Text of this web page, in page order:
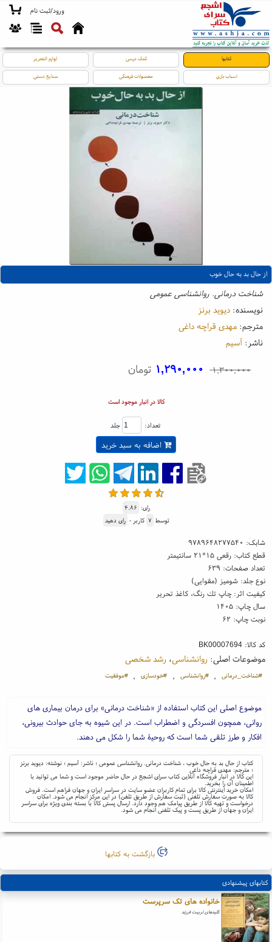
ورود/ثبت نام
کتابها کمک درسی لوازم التحریر
اسباب بازی محصولات فرهنگی صنایع دستی
از حال بد به حال خوب
شناخت درمانی. روانشناسی عمومی
نویسنده: دیوید برنز
مترجم: مهدی قراچه داغی
ناشر: آسیم
۱,۳۰۰,۰۰۰ ۱,۲۹۰,۰۰۰ تومان
کالا در انبار موجود است
تعداد: جلد
اضافه به سبد خرید
رای: ۴.۸۶
توسط ۷ کاربر - رای دهید
شابک: ۹۷۸۹۶۴۸۲۷۷۵۴۰
قطع کتاب: رقعی ۱۵*۲۱ سانتیمتر
تعداد صفحات: ۶۳۹
نوع جلد: شومیز (مقوایی)
کیفیت اثر: چاپ تك رنگ، کاغذ تحریر
سال چاپ: ۱۴۰۵
نوبت چاپ: ۶۲
کد کالا:BK00007694
موضوعات اصلی: روانشناسی، رشد شخصی
#شناخت_درمانی ، #روانشناسی ، #خودسازی ، #موفقیت
موضوع اصلی این کتاب استفاده از «شناخت درمانی» برای درمان بیماری های
روانی، همچون افسردگی و اضطراب است. در این شیوه به جای حوادث بیرونی،
افکار و طرز تلقی شما است که روحیۀ شما را شکل می دهند.
کتاب از حال بد به حال خوب ، شناخت درمانی. روانشناسی عمومی ؛ ناشر: آسیم ؛ نوشته: دیوید برنز
؛ مترجم: مهدی قراچه داغی
این کالا در انبار فروشگاه آنلاین کتاب سرای اشجع در حال حاضر موجود است و شما می توانید با
اطمینان آن را بخرید.
امکان خرید اینترنتی کالا برای تمام کاربران عضو سایت در سراسر ایران و جهان فراهم است. فروش
کالا به صورت سفارش تلفنی (ثبت سفارش از طریق تلفن) در این مرکز انجام می شود. امکان
درخواست و تهیه کالا از طریق پیامک هم وجود دارد. ارسال پستی کالا با بسته بندی ویژه برای سراسر
ایران و جهان از طریق پست و پیک تلفنی انجام می شود.
بازگشت به کتابها
کتابهای پیشنهادی
خانواده های تک سرپرست
کلیدهای تربیت فرزند